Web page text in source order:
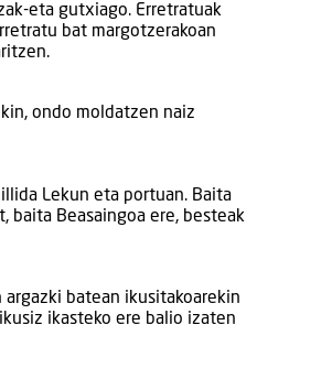
eta gutxiago. Erretratuak
bat margotzerakoan
ondo moldatzen naiz
Lekun eta portuan. Baita
baita Beasaingoa ere, besteak
argazki batean ikusitakoarekin
ikasteko ere balio izaten